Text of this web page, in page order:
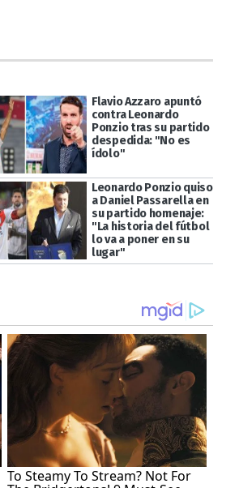
Flavio Azzaro apuntó
contra Leonardo
Ponzio tras su partido
despedida: "No es
ídolo"
Leonardo Ponzio quiso
a Daniel Passarella en
su partido homenaje:
"La historia del fútbol
lo va a poner en su
lugar"